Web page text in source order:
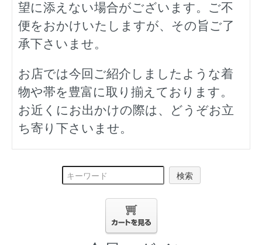
望に添えない場合がございます。ご不
便をおかけいたしますが、その旨ご了
承下さいませ。
お店では今回ご紹介しましたような着
物や帯を豊富に取り揃えております。
お近くにお出かけの際は、どうぞお立
ち寄り下さいませ。
検索